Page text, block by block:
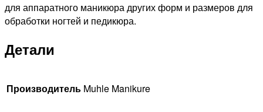
для аппаратного маникюра других форм и размеров для
обработки ногтей и педикюра.
Детали
Производитель Muhle Manikure